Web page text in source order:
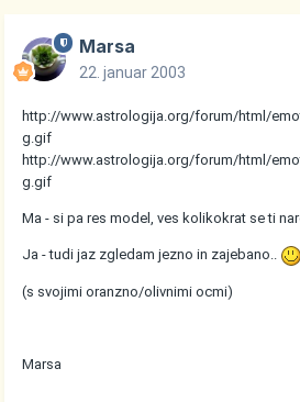
Marsa
22. januar 2003
http://www.astrologija.org/forum/html/
g.gif
http://www.astrologija.org/forum/html/
g.gif
Ma - si pa res model, ves kolikokrat se ti
Ja - tudi jaz zgledam jezno in zajebano..
(s svojimi oranzno/olivnimi ocmi)
Marsa